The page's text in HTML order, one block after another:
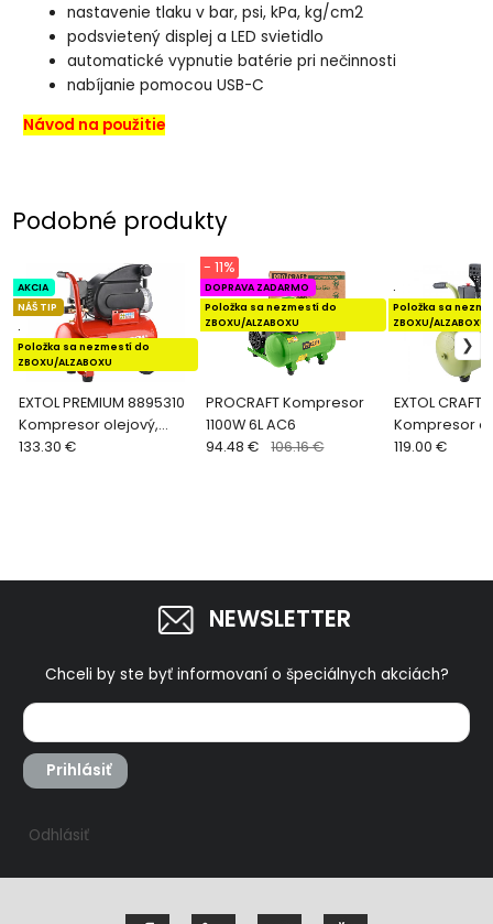
nastavenie tlaku v bar, psi, kPa, kg/cm2
podsvietený displej a LED svietidlo
automatické vypnutie batérie pri nečinnosti
nabíjanie pomocou USB-C
Návod na použitie
Podobné produkty
EXTOL PREMIUM 8895310
Kompresor olejový,
príkon 1,5kW, nádoba
AKCIA
NÁŠ TIP
.
Položka sa nezmestí do
ZBOXU/ALZABOXU
133.30 €
PROCRAFT Kompresor
1100W 6L AC6
DOPRAVA ZADARMO
Položka sa nezmestí do
ZBOXU/ALZABOXU
- 11%
94.48 € 106.16 €
EXTOL CRAFT
Kompresor
1100W, 24l
.
Položka sa
ZBOXU/ALZABOXU
119.00 €
NEWSLETTER
Chceli by ste byť informovaní o špeciálnych akciách?
Prihlásiť
Odhlásiť